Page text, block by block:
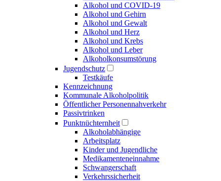
Alkohol und COVID-19
Alkohol und Gehirn
Alkohol und Gewalt
Alkohol und Herz
Alkohol und Krebs
Alkohol und Leber
Alkoholkonsumstörung
Jugendschutz
Testkäufe
Kennzeichnung
Kommunale Alkoholpolitik
Öffentlicher Personen­nahverkehr
Passivtrinken
Punkt­nüchternheit
Alkohol­abhängige
Arbeitsplatz
Kinder und Jugendliche
Medikamenten­einnahme
Schwangerschaft
Verkehrs­sicherheit